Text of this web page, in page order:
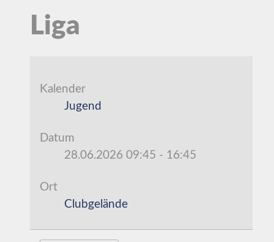
Liga
Kalender
Jugend
Datum
28.06.2026 09:45 - 16:45
Ort
Clubgelände